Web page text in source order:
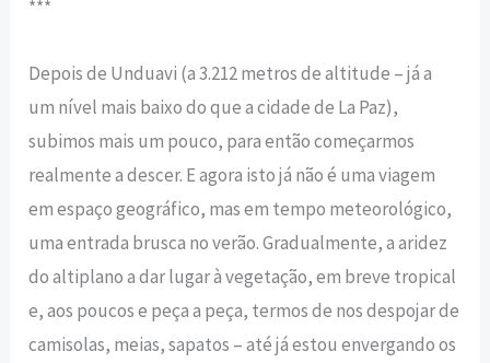
***
Depois de Unduavi (a 3.212 metros de altitude – já a
um nível mais baixo do que a cidade de La Paz),
subimos mais um pouco, para então começarmos
realmente a descer. E agora isto já não é uma viagem
em espaço geográfico, mas em tempo meteorológico,
uma entrada brusca no verão. Gradualmente, a aridez
do altiplano a dar lugar à vegetação, em breve tropical
e, aos poucos e peça a peça, termos de nos despojar de
camisolas, meias, sapatos – até já estou envergando os